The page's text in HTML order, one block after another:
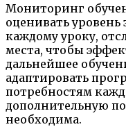
Мониторинг
оценивать уровень
каждому уроку,
места, чтобы
дальнейшее
адаптировать
потребностям
дополнительную
необходима.